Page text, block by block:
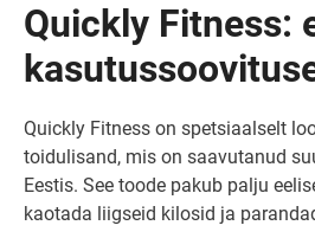
Quickly Fitness:
Quickly Fitness on spetsiaalselt
toidulisand, mis on saavutanud
Eestis. See toode pakub palju
kaotada liigseid kilosid ja